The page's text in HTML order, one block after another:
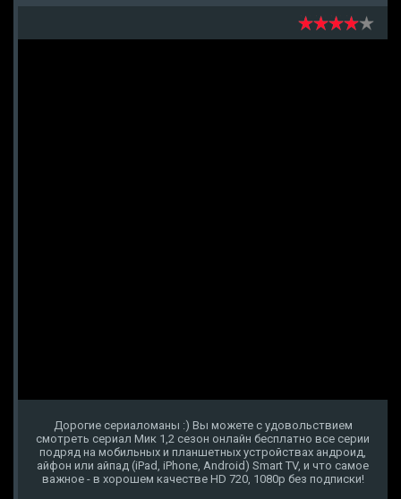
Дорогие сериаломаны :) Вы можете с удовольствием
смотреть сериал Мик 1,2 сезон онлайн бесплатно все серии
подряд на мобильных и планшетных устройствах андроид,
айфон или айпад (iPad, iPhone, Android) Smart TV, и что самое
важное - в хорошем качестве HD 720, 1080p без подписки!